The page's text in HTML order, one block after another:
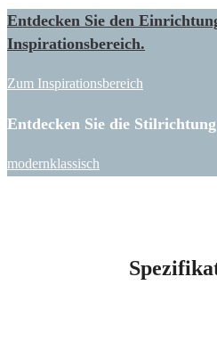
Entdecken Sie den
Inspirationsbereich.
Zum Inspirationsbereich
Entdecken Sie die
modernklassisch